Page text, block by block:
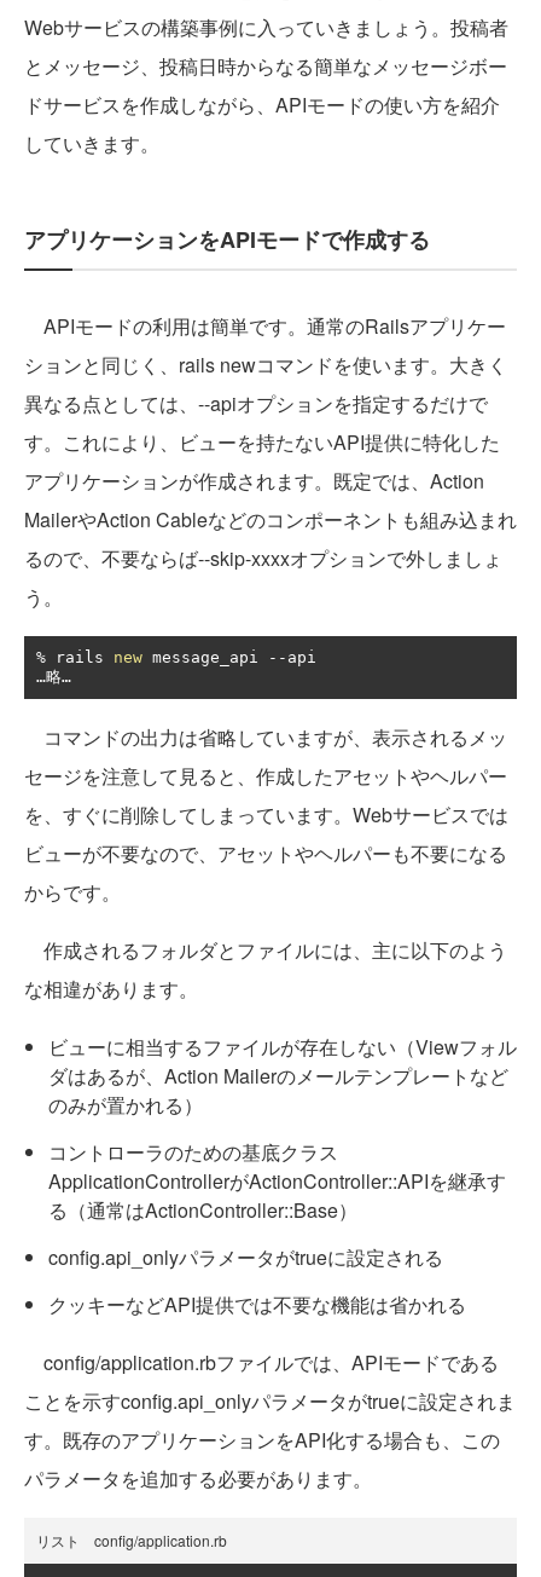
Webサービスの構築事例に入っていきましょう。投稿者
とメッセージ、投稿日時からなる簡単なメッセージボー
ドサービスを作成しながら、APIモードの使い方を紹介
していきます。
アプリケーションをAPIモードで作成する
APIモードの利用は簡単です。通常のRailsアプリケー
ションと同じく、rails newコマンドを使います。大きく
異なる点としては、--apiオプションを指定するだけで
す。これにより、ビューを持たないAPI提供に特化した
アプリケーションが作成されます。既定では、Action
MailerやAction Cableなどのコンポーネントも組み込まれ
るので、不要ならば--skip-xxxxオプションで外しましょ
う。
% rails new message_api --
…略…
コマンドの出力は省略していますが、表示されるメッ
セージを注意して見ると、作成したアセットやヘルパー
を、すぐに削除してしまっています。Webサービスでは
ビューが不要なので、アセットやヘルパーも不要になる
からです。
作成されるフォルダとファイルには、主に以下のよう
な相違があります。
ビューに相当するファイルが存在しない（Viewフォル
ダはあるが、Action Mailerのメールテンプレートなど
のみが置かれる）
コントローラのための基底クラス
ApplicationControllerがActionController::APIを継承す
る（通常はActionController::Base）
config.api_onlyパラメータがtrueに設定される
クッキーなどAPI提供では不要な機能は省かれる
config/application.rbファイルでは、APIモードである
ことを示すconfig.api_onlyパラメータがtrueに設定されま
す。既存のアプリケーションをAPI化する場合も、この
パラメータを追加する必要があります。
リスト config/application.rb